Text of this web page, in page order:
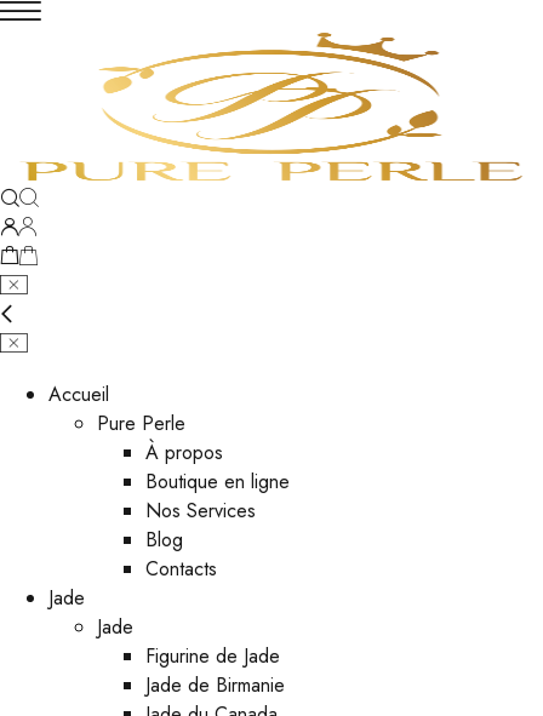
Accueil
Pure Perle
À propos
Boutique en ligne
Nos Services
Blog
Contacts
Jade
Jade
Figurine de Jade
Jade de Birmanie